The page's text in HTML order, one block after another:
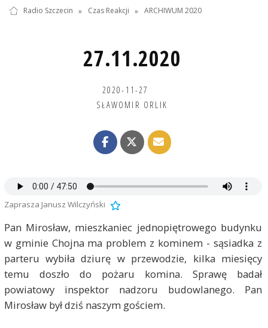
Radio Szczecin » Czas Reakcji » ARCHIWUM 2020
27.11.2020
2020-11-27
SŁAWOMIR ORLIK
Zaprasza Janusz Wilczyński
Pan Mirosław, mieszkaniec jednopiętrowego budynku
w gminie Chojna ma problem z kominem - sąsiadka z
parteru wybiła dziurę w przewodzie, kilka miesięcy
temu doszło do pożaru komina. Sprawę badał
powiatowy inspektor nadzoru budowlanego. Pan
Mirosław był dziś naszym gościem.